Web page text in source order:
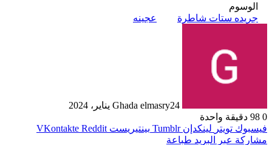
الوسوم
جريده ستات شاطرة
عجينه
Ghada elmasry24 يناير، 2024
0
دقيقة واحدة
فيسبوك تويتر لينكدإن بينتيريست
مشاركة عبر البريد طباعة